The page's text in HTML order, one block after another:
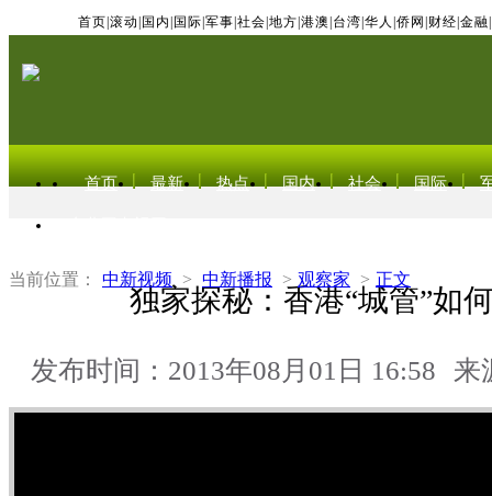
首页 滚动 国内 国际 军事 社会 地方 港澳 台湾 华人 侨网 财经 金融
首页 最新 热点 国内 社会 国际
当前位置： 中新视频 > 中新播报 > 观察家 > 正文
独家探秘：香港“城管”如
发布时间：2013年08月01日 16:58 来